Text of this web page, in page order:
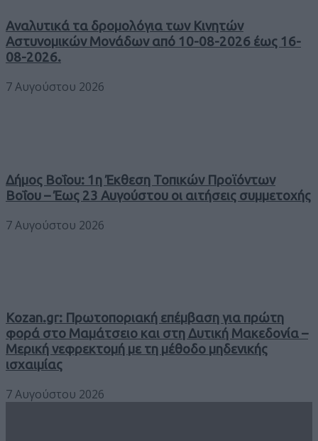
Αναλυτικά τα δρομολόγια των Κινητών
Αστυνομικών Μονάδων από 10-08-2026 έως 16-
08-2026.
7 Αυγούστου 2026
Δήμος Βοΐου: 1η Έκθεση Τοπικών Προϊόντων
Βοΐου – Έως 23 Αυγούστου οι αιτήσεις συμμετοχής
7 Αυγούστου 2026
Kozan.gr: Πρωτοποριακή επέμβαση για πρώτη
φορά στο Μαμάτσειο και στη Δυτική Μακεδονία –
Μερική νεφρεκτομή με τη μέθοδο μηδενικής
ισχαιμίας
7 Αυγούστου 2026